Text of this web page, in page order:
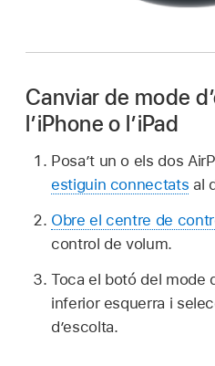
Canviar de mode
l’iPhone o l’iPad
Posa’t un o els dos
estiguin connectats al
Obre el centre de
control de volum.
Toca el botó del mode
inferior esquerra i
d’escolta.